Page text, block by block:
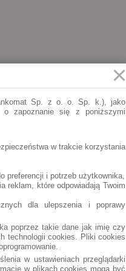
Sp. z o. o. Sp. k.), jako
o zapoznanie się z poniższymi
w trakcie korzystania
preferencji i potrzeb użytkownika,
reklam, które odpowiadają Twoim
dla ulepszenia i poprawy
poprzez takie dane jak imię czy
technologii cookies. Pliki cookies
w ustawieniach przeglądarki
w plikach cookies mogą być